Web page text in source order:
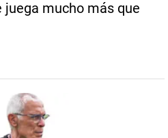
juega mucho más que